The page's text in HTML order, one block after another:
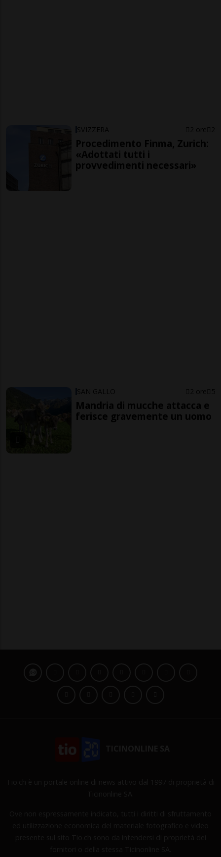
SVIZZERA 2 ore 2
Procedimento Finma, Zurich:
«Adottati tutti i
provvedimenti necessari»
SAN GALLO 2 ore 5
Mandria di mucche attacca e
ferisce gravemente un uomo